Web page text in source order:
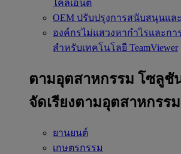
ไคลเอ็นต์
OEM ปรับปรุงการสนับสนุนแล
องค์กรไม่แสวงหากำไรและกา
สำหรับเทคโนโลยี TeamViewer
ตามอุตสาหกรรม โซลูชั
จัดเรียงตามอุตสาหกรรม
ยานยนต์
เกษตรกรรม